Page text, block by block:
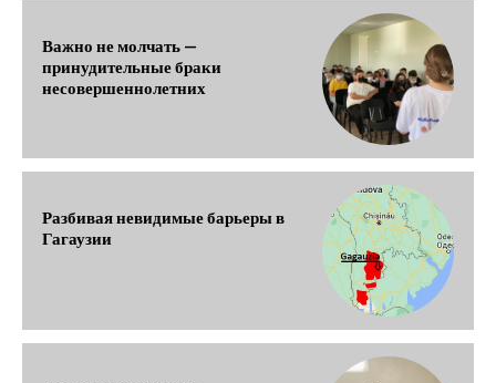
Важно не молчать —
принудительные браки
несовершеннолетних
Разбивая невидимые барьеры в
Гагаузии